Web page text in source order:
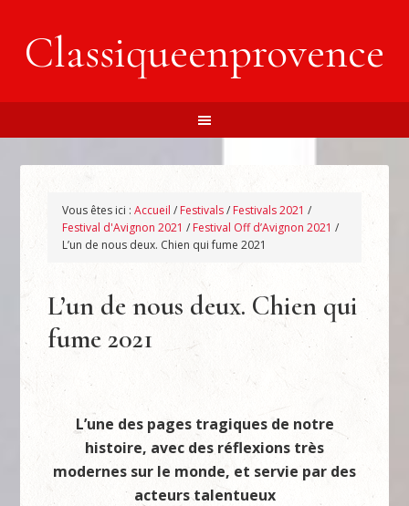
Classiqueenprovence
Vous êtes ici :Accueil / Festivals/ Festivals 2021 /
Festival d'Avignon 2021 / Festival Off d’Avignon 2021 /
L’un de nous deux. Chien qui fume 2021
L’un de nous deux. Chien qui
fume 2021
L’une des pages tragiques de notre
histoire, avec des réflexions très
modernes sur le monde, et servie par des
acteurs talentueux